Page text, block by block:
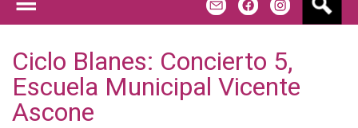
Ciclo Blanes: Concierto 5,
Escuela Municipal Vicente
Ascone
s